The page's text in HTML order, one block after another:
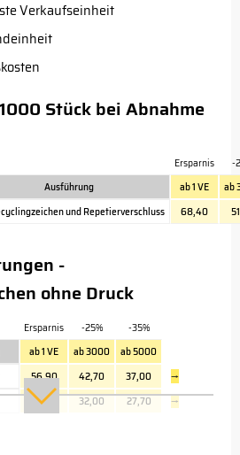
Verkaufseinheit
Stück bei Abnahme
Ersparnis
-
Ausführung ab 1 VE
ab
und Repetierverschluss 68,40
-
ohne Druck
Ersparnis -25%
-35%
ab 1 VE ab 3000
ab 5000
56,90 42,70 37,00
→
42,60 32,00 27,70 →